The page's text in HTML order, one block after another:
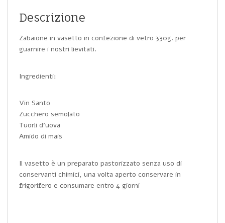
Descrizione
Zabaione in vasetto in confezione di vetro 330g. per
guarnire i nostri lievitati.
Ingredienti:
Vin Santo
Zucchero semolato
Tuorli d’uova
Amido di mais
Il vasetto è un preparato pastorizzato senza uso di
conservanti chimici, una volta aperto conservare in
frigorifero e consumare entro 4 giorni